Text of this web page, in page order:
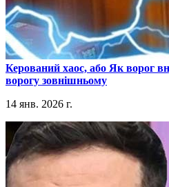
​Керований хаос, або Як ворог
ворогу зовнішньому
14 янв. 2026 г.